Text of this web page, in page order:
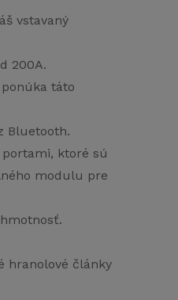
vstavaný
200A.
táto
Bluetooth.
ktoré sú
modulu pre
hranolové články